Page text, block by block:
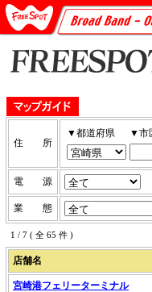
住 所
▼都道府県 ▼市
電 源
業 態
1 / 7 ( 全 65 件 )
店舗名
宮崎港フェリーターミナル